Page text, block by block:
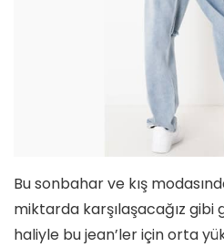
Bu sonbahar ve kış
miktarda karşılaşacağız gibi
haliyle bu jean’ler için orta